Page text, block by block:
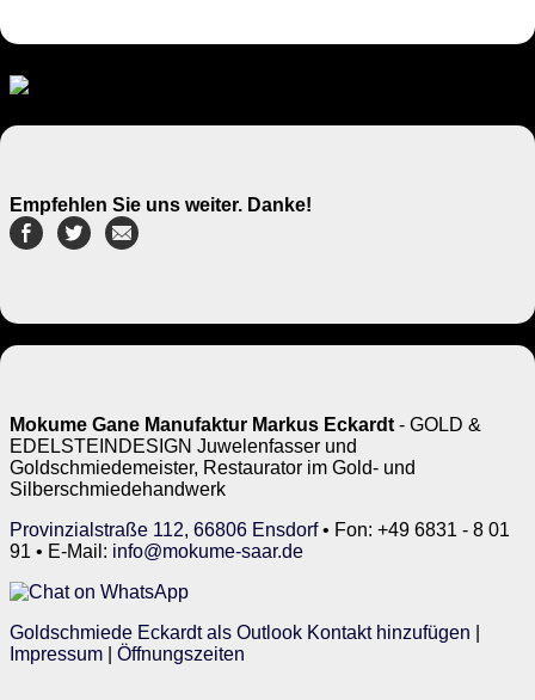
Empfehlen Sie uns weiter. Danke!
Mokume Gane Manufaktur Markus Eckardt - GOLD &
EDELSTEINDESIGN Juwelenfasser und
Goldschmiedemeister, Restaurator im Gold- und
Silberschmiedehandwerk
Provinzialstraße 112, 66806 Ensdorf• Fon: +49 6831 - 8 01
91 • E-Mail: info@mokume-saar.de
Goldschmiede Eckardt als Outlook Kontakt hinzufügen
Impressum
Öffnungszeiten